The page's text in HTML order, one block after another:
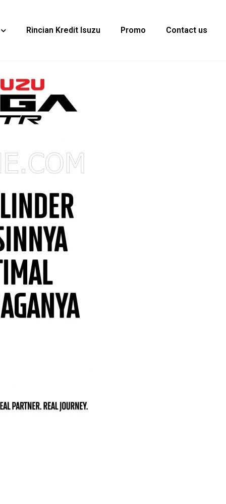
Rincian Kredit Isuzu Promo Contact us